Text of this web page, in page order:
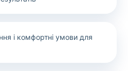
і комфортні умови для